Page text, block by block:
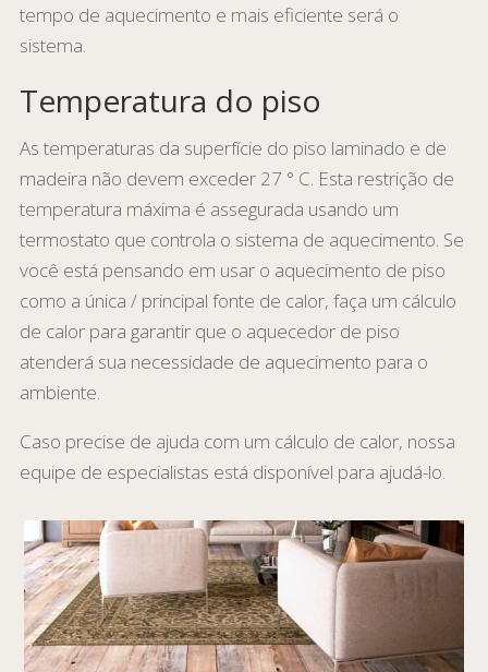
tempo de aquecimento e mais eficiente será o
sistema.
Temperatura do piso
As temperaturas da superfície do piso laminado e de
madeira não devem exceder 27 ° C. Esta restrição de
temperatura máxima é assegurada usando um
termostato que controla o sistema de aquecimento. Se
você está pensando em usar o aquecimento de piso
como a única / principal fonte de calor, faça um cálculo
de calor para garantir que o aquecedor de piso
atenderá sua necessidade de aquecimento para o
ambiente.
Caso precise de ajuda com um cálculo de calor, nossa
equipe de especialistas está disponível para ajudá-lo.